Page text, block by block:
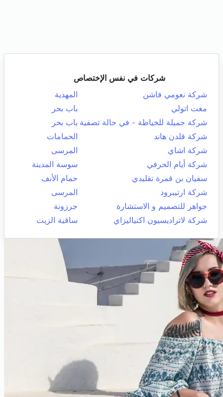
شركات في نفس الإختصاص
شركة نعومي فاشن
المهدية
مغت اتولي
باب بحر
شركة جميلة للخياطة - في حالة تصفية باب بحر
شركة قلدن هاند
الحمامات
شركة اشاي
المرسى
شركة أيام الحرفي
سوسة المدينة
سفيان بن قمرة تقليدي
حمام الأنف
شركة ارتيبرود
المرسى
جواهر للتصميم و الاستشارة
جرزونة
شركة لاتراديسيون اكتياليزاي
ساقية الزيت